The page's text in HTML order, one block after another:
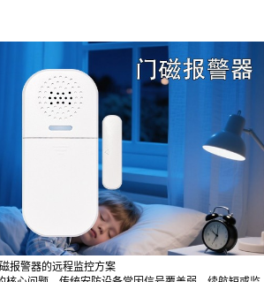
报警器的远程监控方案